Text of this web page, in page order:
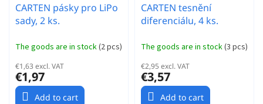
CARTEN pásky pro LiPo
sady, 2 ks.
The goods are in stock(2 pcs)
€1,63 excl. VAT
€1,97
Add to cart
CARTEN tesnění
diferenciálu, 4 ks.
The goods are in stock(3 pcs)
€2,95 excl. VAT
€3,57
Add to cart